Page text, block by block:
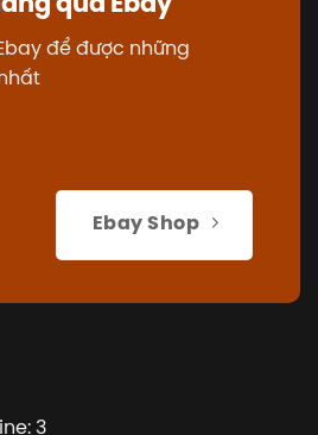
để được những
Ebay Shop
3